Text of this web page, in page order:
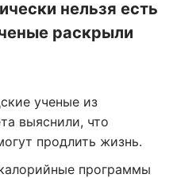
нельзя есть
раскрыли
ученые из
выяснили, что
продлить жизнь.
программы